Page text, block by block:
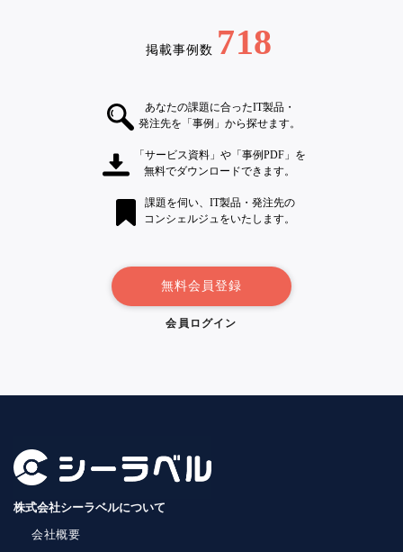
掲載事例数 718
あなたの課題に合ったIT製品・
発注先を「事例」から探せます。
「サービス資料」や「事例PDF」を
無料でダウンロードできます。
課題を伺い、IT製品・発注先の
コンシェルジュをいたします。
無料会員登録
会員ログイン
株式会社シーラベルについて
会社概要